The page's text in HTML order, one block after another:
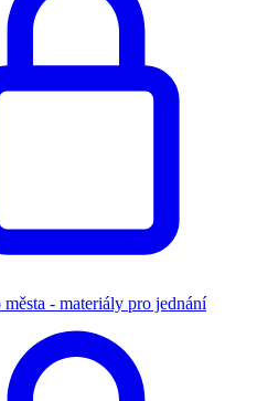
města - materiály pro jednání